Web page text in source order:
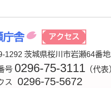
庁舎 アクセス
1292 茨城県桜川市岩瀬64番
号 0296-75-3111 （代表
ス
0296-75-5672